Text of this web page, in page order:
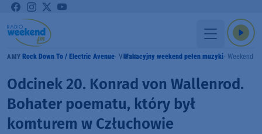
Rock Down To / Electric Avenue Velvet
Wakacyjny weekend pełen muzyki Weekend
Odcinek 20. Konrad von Wallenrod.
Bohater poematu, który był
komturem w Człuchowie